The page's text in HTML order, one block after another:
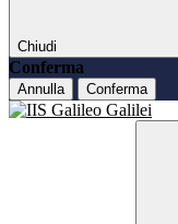
Chiudi
Conferma
Annulla Conferma